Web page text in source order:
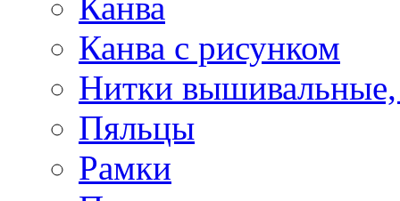
Канва с рисунком
Нитки
Пяльцы
Рамки